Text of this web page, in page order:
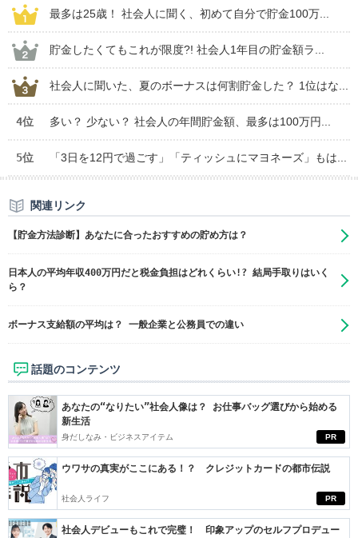
最多は25歳！ 社会人に聞く、初めて自分で貯金100万...
貯金したくてもこれが限度?! 社会人1年目の貯金額ラ...
社会人に聞いた、夏のボーナスは何割貯金した？ 1位はな...
4位 多い？ 少ない？ 社会人の年間貯金額、最多は100万円...
5位 「3日を12円で過ごす」「ティッシュにマヨネーズ」もは...
関連リンク
【貯金方法診断】あなたに合ったおすすめの貯め方は？
日本人の平均年収400万円だと税金負担はどれくらい!? 結局手取りはいく
ら？
ボーナス支給額の平均は？ 一般企業と公務員での違い
話題のコンテンツ
PR
あなたの“なりたい”社会人像は？ お仕事バッグ選びから始める
新生活
身だしなみ・ビジネスアイテム
PR
ウワサの真実がここにある！？ クレジットカードの都市伝説
社会人ライフ
社会人デビューもこれで完璧！ 印象アップのセルフプロデュー